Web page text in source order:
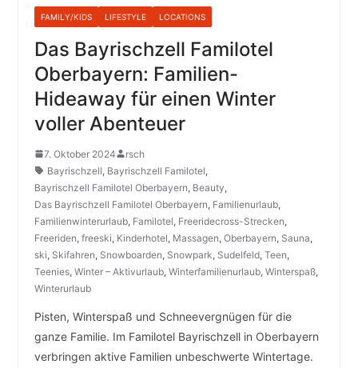
FAMILY/KIDS LIFESTYLE LOCATIONS
Das Bayrischzell Familotel
Oberbayern: Familien-
Hideaway für einen Winter
voller Abenteuer
7. Oktober 2024
rsch
Bayrischzell, Bayrischzell Familotel,
Bayrischzell Familotel Oberbayern, Beauty,
Das Bayrischzell Familotel Oberbayern, Familienurlaub,
Familienwinterurlaub, Familotel, Freeridecross-Strecken,
Freeriden, freeski, Kinderhotel, Massagen, Oberbayern, Sauna,
ski, Skifahren, Snowboarden, Snowpark, Sudelfeld, Teen,
Teenies, Winter – Aktivurlaub, Winterfamilienurlaub, Winterspaß,
Winterurlaub
Pisten, Winterspaß und Schneevergnügen für die
ganze Familie. Im Familotel Bayrischzell in Oberbayern
verbringen aktive Familien unbeschwerte Wintertage.